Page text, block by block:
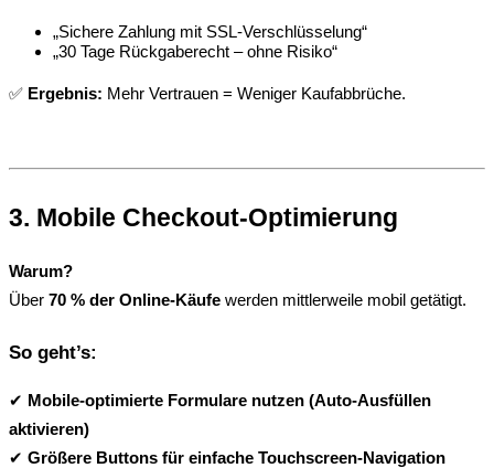
„Sichere Zahlung mit SSL-Verschlüsselung“
„30 Tage Rückgaberecht – ohne Risiko“
✅ Ergebnis: Mehr Vertrauen = Weniger Kaufabbrüche.
3. Mobile Checkout-Optimierung
Warum?
Über 70 % der Online-Käufe werden mittlerweile mobil getätigt.
So geht’s:
✔ Mobile-optimierte Formulare nutzen (Auto-Ausfüllen
aktivieren)
✔ Größere Buttons für einfache Touchscreen-Navigation